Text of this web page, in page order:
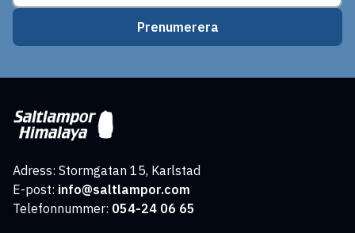
Prenumerera
Adress: Stormgatan 15, Karlstad
E-post: info@saltlampor.com
Telefonnummer: 054-24 06 65